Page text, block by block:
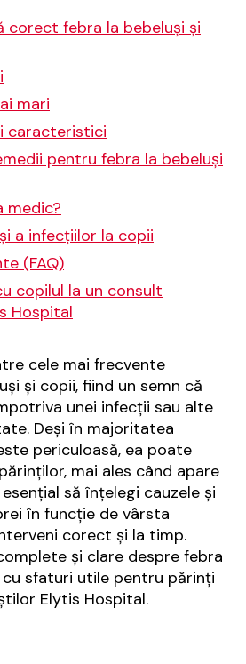
corect febra la bebeluși și
mari
caracteristici
pentru febra la bebeluși
medic?
a infecțiilor la copii
(FAQ)
copilul la un consult
Hospital
cele mai frecvente
și copii, fiind un semn că
unei infecții sau alte
Deși în majoritatea
periculoasă, ea poate
mai ales când apare
să înțelegi cauzele și
în funcție de vârsta
corect și la timp.
și clare despre febra
cu sfaturi utile pentru părinți
Elytis Hospital.